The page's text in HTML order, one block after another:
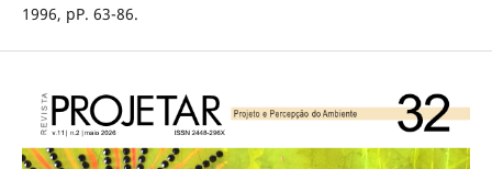
1996, pP. 63-86.